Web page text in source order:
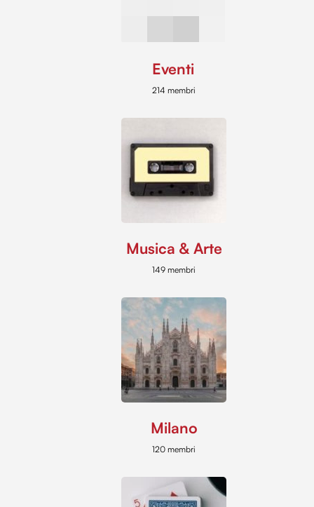
Eventi
214 membri
Musica & Arte
149 membri
Milano
120 membri